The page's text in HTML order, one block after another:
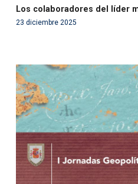
Los colaboradores del líder
23 diciembre 2025
Warning : Use of undefined
'php' (this will throw an Error
in/var/www/acami.es/wp-
content/themes/
on line